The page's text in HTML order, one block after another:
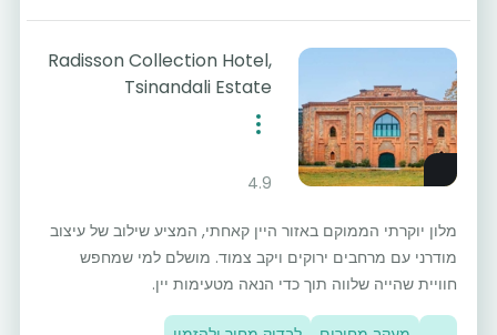
Radisson Collection Hotel,
Tsinandali Estate
4.9
מלון יוקרתי הממוקם באזור היין קאחתי, המציע שילוב של עיצוב
מודרני עם מרחבים ירוקים ויקב צמוד. מושלם למי שמחפש
חוויית שהייה שלווה תוך כדי הנאה מטעימות יין.